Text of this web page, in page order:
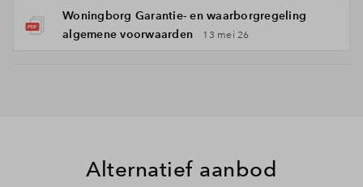
Woningborg Garantie- en waarborgregeling
algemene voorwaarden
13 mei 26
Alternatief aanbod